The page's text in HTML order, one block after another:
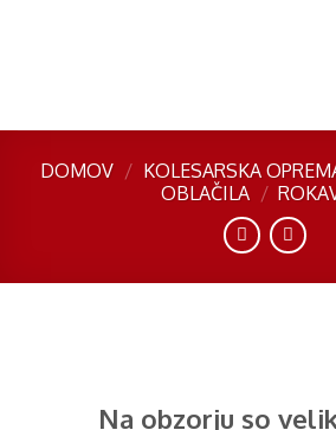
DOMOV / KOLESARSKA
OBLAČILA /
Na obzorju so